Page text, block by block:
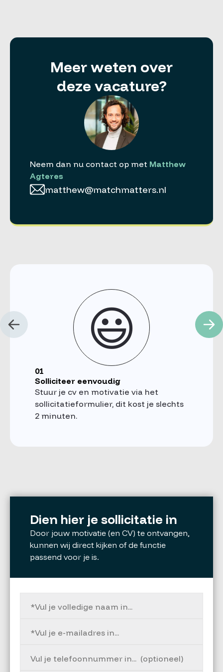
Meer weten over
deze vacature?
Neem dan nu contact op met Matthew
Agteres
matthew@matchmatters.nl
😃
01
Solliciteer eenvoudig
Stuur je cv en motivatie via het
sollicitatieformulier, dit kost je slechts
2 minuten.
Dien hier je sollicitatie in
Door jouw motivatie (en CV) te ontvangen,
kunnen wij direct kijken of de functie
passend voor je is.